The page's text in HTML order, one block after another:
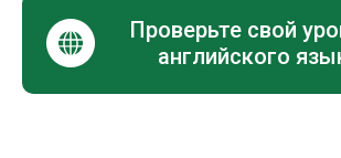
Проверьте свой
английского